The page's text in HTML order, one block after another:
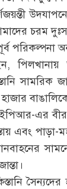
চরম
সামরিক
এর
এবং
সৈন্যদের